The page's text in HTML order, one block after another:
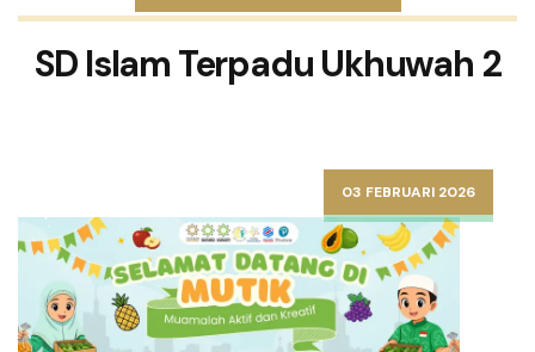
SD Islam Terpadu Ukhuwah 2
03 FEBRUARI 2026